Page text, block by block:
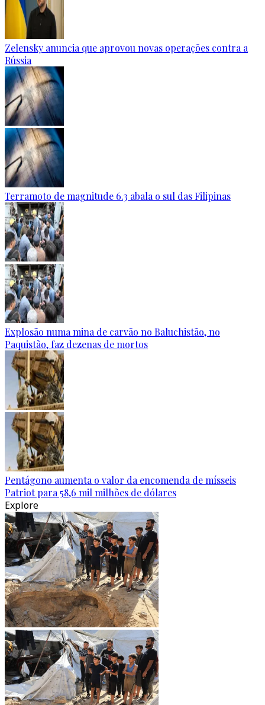
Zelensky anuncia que aprovou novas operações contra a
Rússia
Terramoto de magnitude 6.3 abala o sul das Filipinas
Explosão numa mina de carvão no Baluchistão, no
Paquistão, faz dezenas de mortos
Pentágono aumenta o valor da encomenda de mísseis
Patriot para 58,6 mil milhões de dólares
Explore